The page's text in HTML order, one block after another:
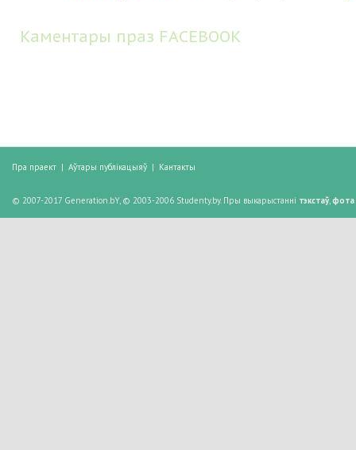
Каментары праз FACEBOOK
Пра праект | Аўтары публікацыяў | Кантакты
© 2007-2017 Generation.bY, © 2003-2006 Studenty.by. Пры выкарыстанні тэкстаў, фота